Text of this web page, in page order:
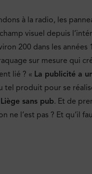
à la radio, les
visuel depuis
200 dans les
sur mesure qui
lié ? « La publicité a
produit pour se
sans pub. Et de
ne l’est pas ? Et qu’il